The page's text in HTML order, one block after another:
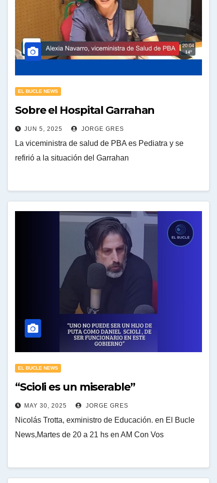
EL BUCLE NEWS
Sobre el Hospital Garrahan
JUN 5, 2025 JORGE GRES
La viceministra de salud de PBA es Pediatra y se
refirió a la situación del Garrahan
EL BUCLE NEWS
“Scioli es un miserable”
MAY 30, 2025 JORGE GRES
Nicolás Trotta, exministro de Educación. en El Bucle
News,Martes de 20 a 21 hs en AM Con Vos